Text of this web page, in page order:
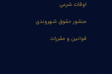
اوقات شرعی
منشور حقوق شهروندی
قوانین و مقررات